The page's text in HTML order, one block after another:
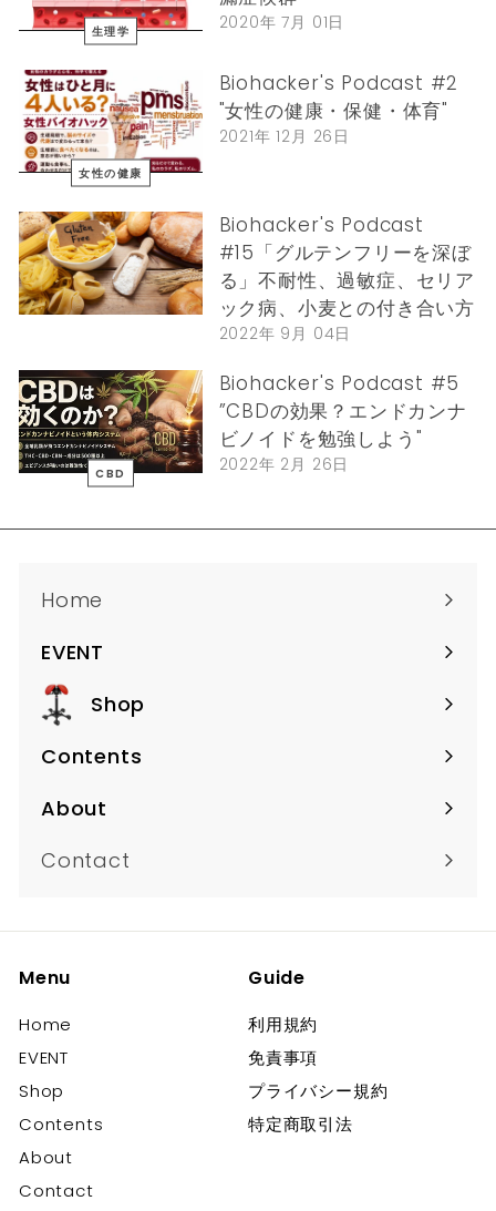
生理学 2020年 7月 01日
女性の健康
Biohacker's Podcast #2
"女性の健康・保健・体育"
2021年 12月 26日
Biohacker's Podcast
#15「グルテンフリーを深ぼ
る」不耐性、過敏症、セリア
ック病、小麦との付き合い方
2022年 9月 04日
CBD
Biohacker's Podcast #5
”CBDの効果？エンドカンナ
ビノイドを勉強しよう"
2022年 2月 26日
Home
EVENT
サ
ブ
メ
ニ
ー
の
展
Shop
サ
ブ
ニ
ー
展
Contents
サ
ブ
ニ
展
About
サ
ブ
ー
展
開
Contact
Menu
Home
EVENT
Shop
Contents
About
Contact
Guide
利用規約
免責事項
プライバシー規約
特定商取引法